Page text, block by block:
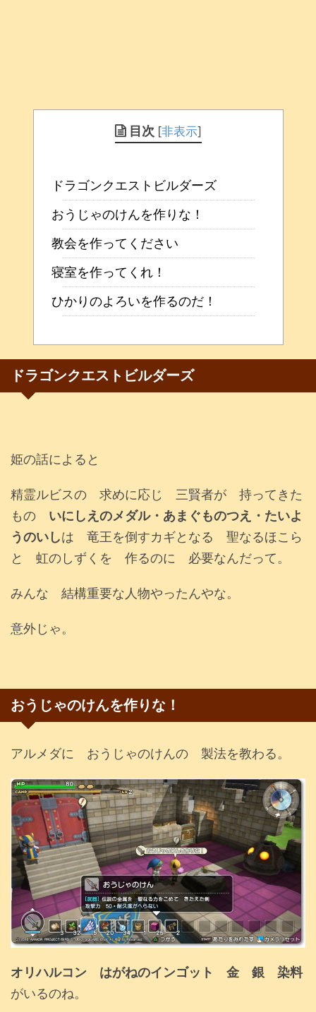
目次 [非表示]
ドラゴンクエストビルダーズ
おうじゃのけんを作りな！
教会を作ってください
寝室を作ってくれ！
ひかりのよろいを作るのだ！
ドラゴンクエストビルダーズ
姫の話によると
精霊ルビスの 求めに応じ 三賢者が 持ってきた
もの いにしえのメダル・あまぐものつえ・たいよ
うのいしは 竜王を倒すカギとなる 聖なるほこら
と 虹のしずくを 作るのに 必要なんだって。
みんな 結構重要な人物やったんやな。
意外じゃ。
おうじゃのけんを作りな！
アルメダに おうじゃのけんの 製法を教わる。
オリハルコン はがねのインゴット 金 銀 染料
がいるのね。